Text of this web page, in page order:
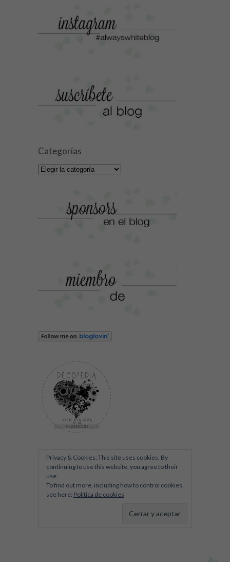
Categorías
Categorías
Privacy & Cookies: This site uses cookies. By
continuing to use this website, you agree to their
use.
To find out more, including how to control cookies,
see here: Política de cookies